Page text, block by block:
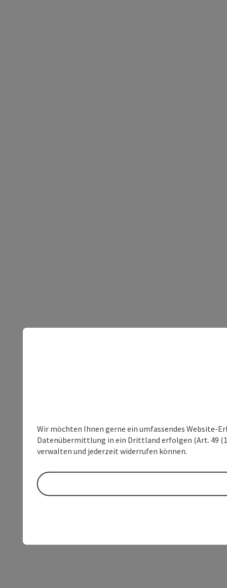
Wir möchten Ihnen gerne ein umfassendes Website-
Datenübermittlung in ein Drittland erfolgen (Art. 49
verwalten und jederzeit widerrufen können.